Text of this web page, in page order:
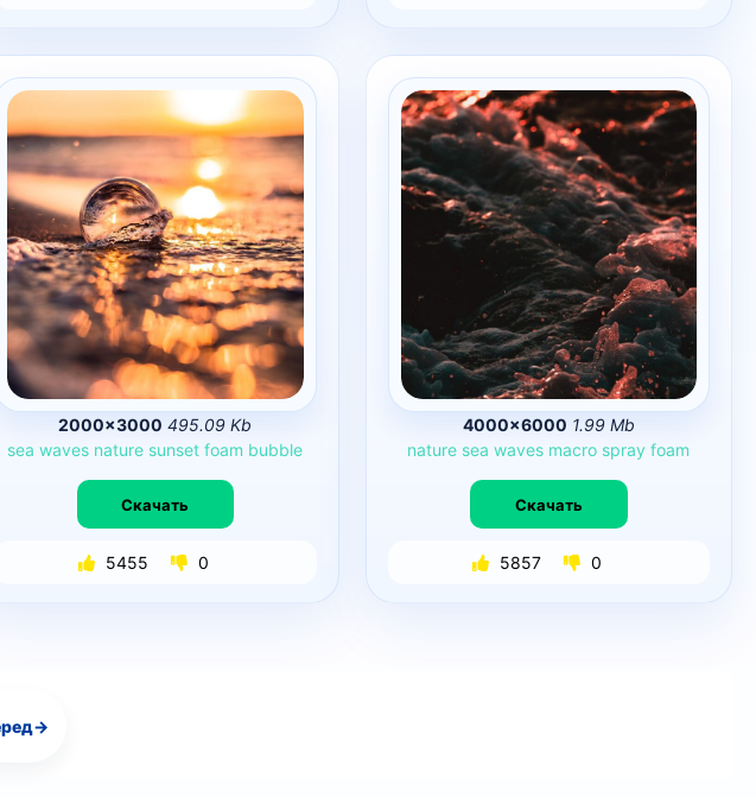
2000×3000 495.09 Kb
sea waves nature sunset foam bubble
Скачать
5455 0
4000×6000 1.99 Mb
nature sea waves macro spray foam
Скачать
5857 0
→